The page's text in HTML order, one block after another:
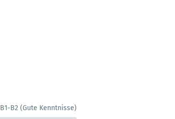
B1-B2 (Gute Kenntnisse)